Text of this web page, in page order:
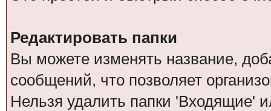
Редактировать папки
Вы можете изменять название,
сообщений, что позволяет
Нельзя удалить папки 'Входящие'